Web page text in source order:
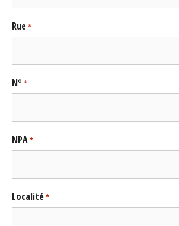
Rue*
N° *
NPA*
Localité*